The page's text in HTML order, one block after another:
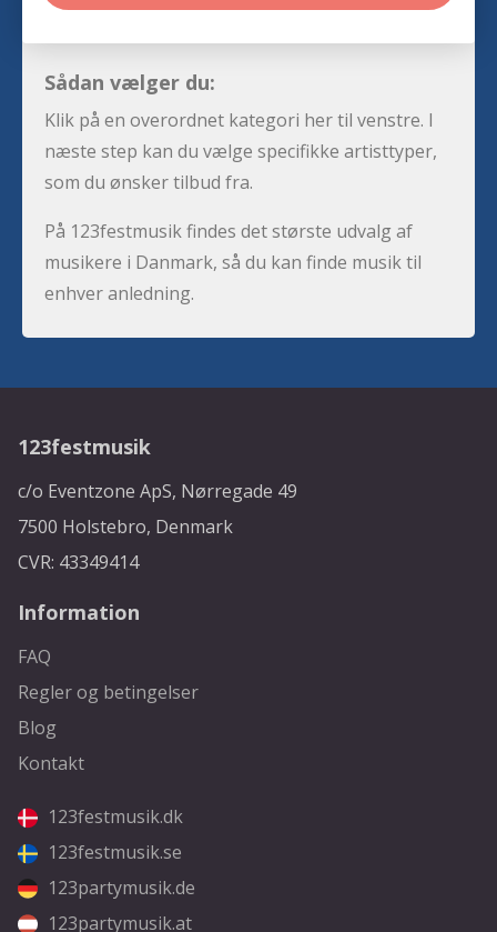
Sådan vælger du:
Klik på en overordnet kategori her til venstre. I
næste step kan du vælge specifikke artisttyper,
som du ønsker tilbud fra.
På 123festmusik findes det største udvalg af
musikere i Danmark, så du kan finde musik til
enhver anledning.
123festmusik
c/o Eventzone ApS, Nørregade 49
7500 Holstebro, Denmark
CVR: 43349414
Information
FAQ
Regler og betingelser
Blog
Kontakt
123festmusik.dk
123festmusik.se
123partymusik.de
123partymusik.at